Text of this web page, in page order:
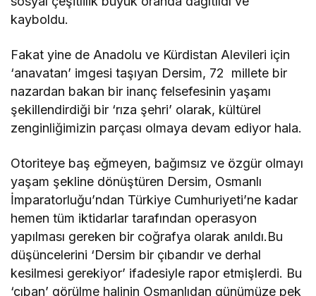
kayboldu.
Fakat yine de Anadolu ve Kürdistan Alevileri için
‘anavatan’ imgesi taşıyan Dersim, 72 millete bir
nazardan bakan bir inanç felsefesinin yaşamı
şekillendirdiği bir ‘rıza şehri’ olarak, kültürel
zenginliğimizin parçası olmaya devam ediyor hala.
Otoriteye baş eğmeyen, bağımsız ve özgür olmayı
yaşam şekline dönüştüren Dersim, Osmanlı
İmparatorluğu’ndan Türkiye Cumhuriyeti’ne kadar
hemen tüm iktidarlar tarafından operasyon
yapılması gereken bir coğrafya olarak anıldı.Bu
düşüncelerini ‘Dersim bir çıbandır ve derhal
kesilmesi gerekiyor’ ifadesiyle rapor etmişlerdi. Bu
‘çıban’ görülme halinin Osmanlıdan günümüze pek